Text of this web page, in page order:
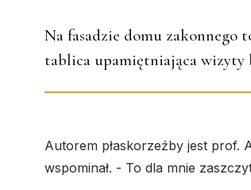
Na fasadzie domu zakonnego
tablica upamiętniająca wizyty
Autorem płaskorzeźby jest prof.
wspominał. - To dla mnie